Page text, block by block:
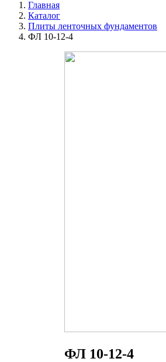
Главная
Каталог
Плиты ленточных фундаментов
ФЛ 10-12-4
ФЛ 10-12-4